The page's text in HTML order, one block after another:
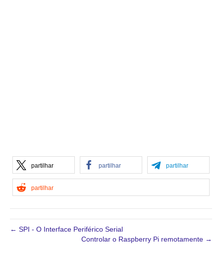
partilhar partilhar partilhar
partilhar
← SPI - O Interface Periférico Serial
Controlar o Raspberry Pi remotamente →